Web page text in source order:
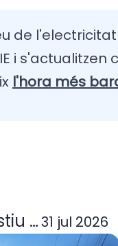
de
i s'actualitzen
l'hora més
d'operar?
2026:
31 jul 2026